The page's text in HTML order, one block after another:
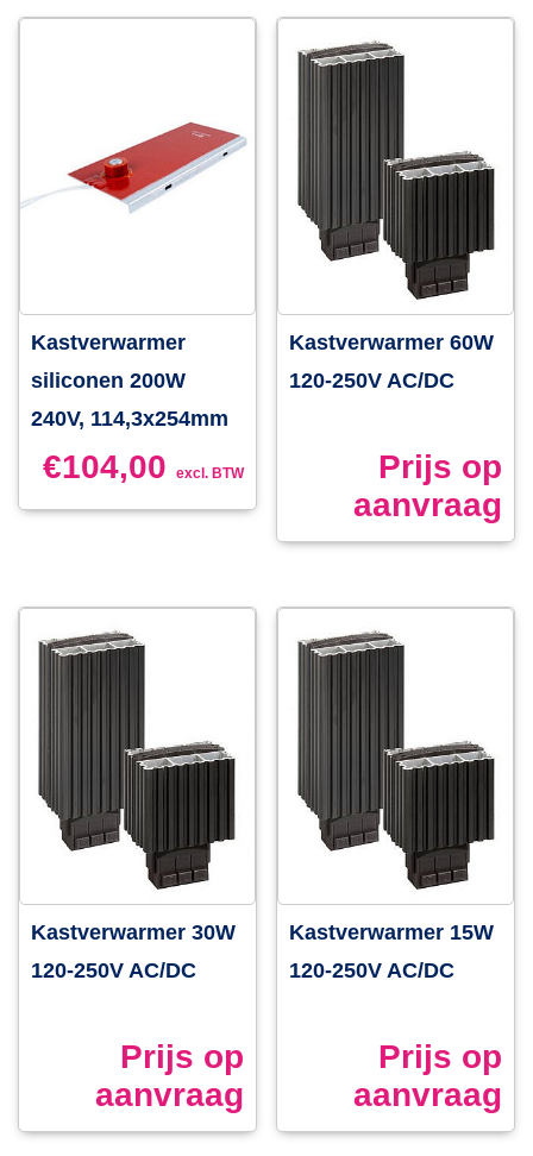
Kastverwarmer
siliconen 200W
240V, 114,3x254mm
€104,00 excl. BTW
Kastverwarmer 60W
120-250V AC/DC
Prijs op
aanvraag
Kastverwarmer 30W
120-250V AC/DC
Prijs op
aanvraag
Kastverwarmer 15W
120-250V AC/DC
Prijs op
aanvraag